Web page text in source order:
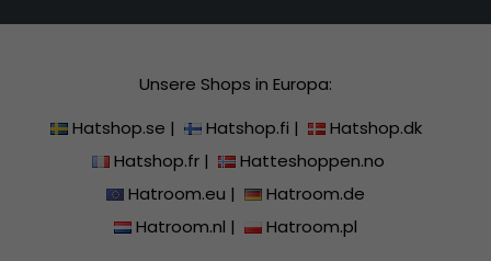
Unsere Shops in Europa:
Hatshop.se | Hatshop.fi |
Hatshop.dk
Hatshop.fr|
Hatteshoppen.no
Hatroom.eu |
Hatroom.de
Hatroom.nl | Hatroom.pl